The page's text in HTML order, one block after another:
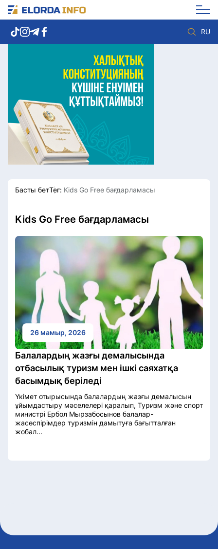
RU
Елорда жаңалықтары
Көзқарас
Саясат
Видео
Әлеумет
Экономика
Спорт
Мәдениет
Басты бетТег: Kids Go Free бағдарламасы
Kids Go Free бағдарламасы
26 мамыр, 2026
Балалардың жазғы демалысында
отбасылық туризм мен ішкі саяхатқа
басымдық беріледі
Үкімет отырысында балалардың жазғы демалысын
ұйымдастыру мәселелері қаралып, Туризм және спорт
министрі Ербол Мырзабосынов балалар-
жасөспірімдер туризмін дамытуға бағытталған
жобал...